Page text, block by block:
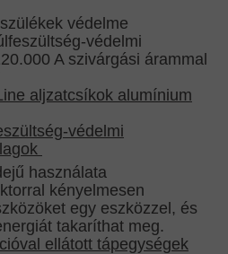
védelme
védelmi
A szivárgási árammal
aljzatcsíkok alumínium
védelmi
használata
kényelmesen
egy eszközzel, és
takaríthat meg.
ellátott tápegységek